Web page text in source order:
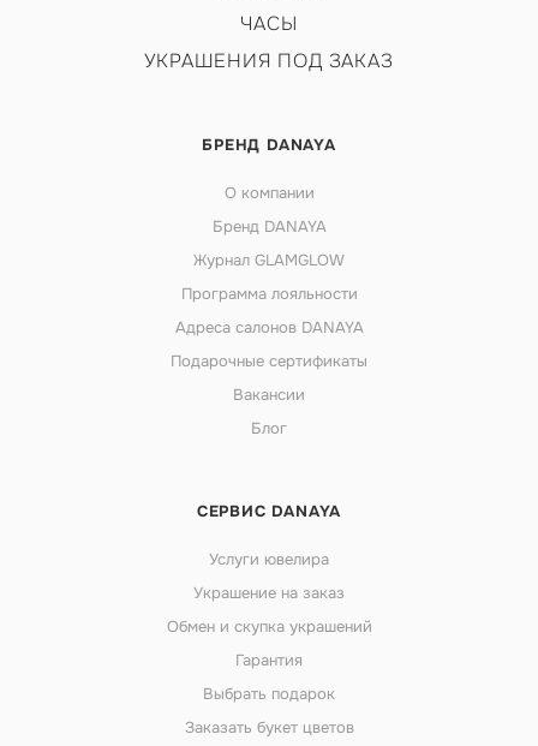
ЧАСЫ
УКРАШЕНИЯ ПОД ЗАКАЗ
БРЕНД DANAYA
О компании
Бренд DANAYA
Журнал GLAMGLOW
Программа лояльности
Адреса салонов DANAYA
Подарочные сертификаты
Вакансии
Блог
СЕРВИС DANAYA
Услуги ювелира
Украшение на заказ
Обмен и скупка украшений
Гарантия
Выбрать подарок
Заказать букет цветов